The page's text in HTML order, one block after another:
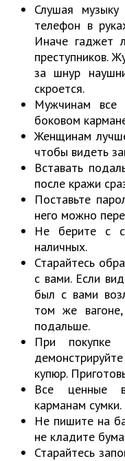
Слушая
телефон в
Иначе гаджет
преступников.
за шнур
скроется.
Мужчинам все
боковом
Женщинам
чтобы видеть
Вставать
после кражи
Поставьте
него можно
Не берите с
наличных.
Старайтесь
с вами. Если
был с вами
том же
подальше.
При покупке
купюр.
Все ценные
карманам сумки.
Не пишите на
не кладите
Старайтесь